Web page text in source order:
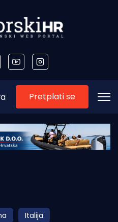
Pretplati se
Italija